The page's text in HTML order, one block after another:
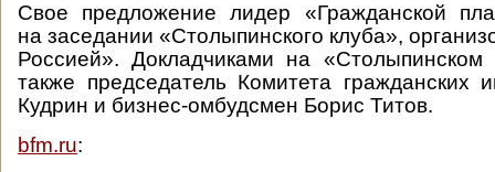
Свое предложение лидер «Гражданской
на заседании «Столыпинского клуба»,
Россией». Докладчиками на «Столыпинском
также председатель Комитета гражданских
Кудрин и бизнес-омбудсмен Борис Титов.
bfm.ru: